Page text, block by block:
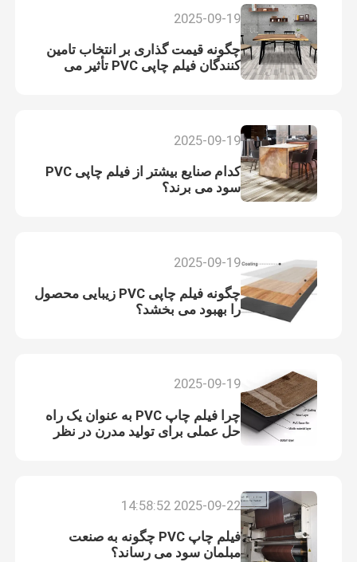
2025-09-19
چگونه قیمت گذاری بر انتخاب تامین
کنندگان فیلم چاپی PVC تأثیر می
گذارد؟
2025-09-19
کدام صنایع بیشتر از فیلم چاپی PVC
سود می برند؟
2025-09-19
چگونه فیلم چاپی PVC زیبایی محصول
را بهبود می بخشد؟
2025-09-19
چرا فیلم چاپ PVC به عنوان یک راه
حل عملی برای تولید مدرن در نظر
2025-09-22 14:58:52
فیلم چاپ PVC چگونه به صنعت
مبلمان سود می رساند؟